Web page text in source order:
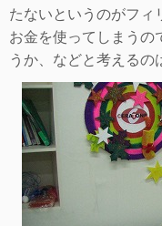
たないというのがフ
お金を使ってしまうの
うか、などと考えるの